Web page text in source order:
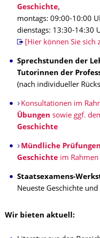
Geschichte,
montags: 09:00-10:00
dienstags: 13:30-14:30
[Hier können Sie sich
Sprechstunden der
Tutorinnen der
(nach individueller
Konsultationen im
Übungen sowie ggf.
Geschichte
Mündliche
Geschichte im Rahmen
Staatsexamens-
Neueste Geschichte
Wir bieten aktuell: